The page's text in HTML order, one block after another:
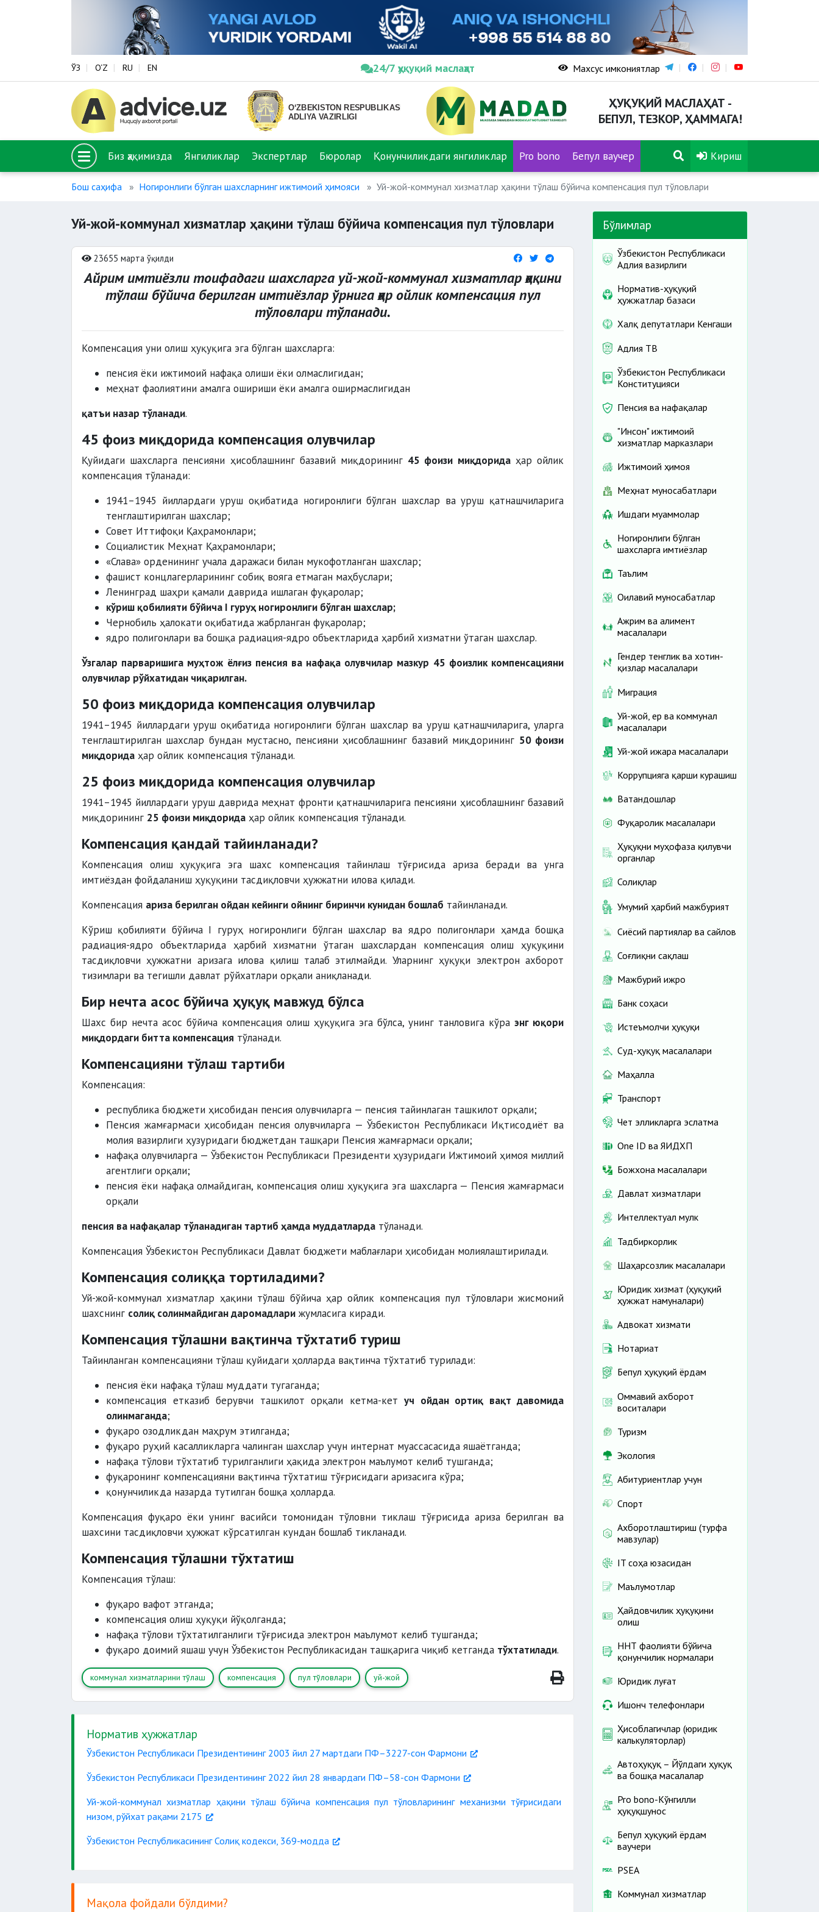
ЎЗ O‘Z RU EN 24/7 ҳуқуқий маслаҳат Махсус имкониятлар
ҲУҚУҚИЙ МАСЛАҲАТ -
БЕПУЛ, ТЕЗКОР, ҲАММАГА!
Биз ҳақимизда Янгиликлар Экспертлар Бюролар Қонунчиликдаги янгиликлар Pro bono Бепул ваучер Кириш
Бош саҳифа Ногиронлиги бўлган шахсларнинг ижтимоий ҳимояси Уй-жой-коммунал хизматлар ҳақини тўлаш бўйича компенсация пул тўловлари
Уй-жой-коммунал хизматлар ҳақини тўлаш бўйича компенсация пул тўловлари
23655 марта ўқилди
Айрим имтиёзли тоифадаги шахсларга уй-жой-коммунал хизматлар ҳақини
тўлаш бўйича берилган имтиёзлар ўрнигаҳар ойлик компенсация пул
тўловларитўланади.
Компенсация уни олиш ҳуқуқига эга бўлган шахсларга:
пенсия ёки ижтимоий нафақа олиши ёки олмаслигидан;
меҳнат фаолиятини амалга ошириши ёки амалга оширмаслигидан
қатъи назар тўланади.
45 фоиз миқдорида компенсация олувчилар
Қуйидаги шахсларга пенсияни ҳисоблашнинг базавий миқдорининг 45 фоизи миқдоридаҳар ойлик
компенсация тўланади:
1941–1945 йиллардаги уруш оқибатида ногиронлиги бўлган шахслар ва уруш қатнашчиларига
тенглаштирилган шахслар;
Совет Иттифоқи Қаҳрамонлари;
Социалистик Меҳнат Қаҳрамонлари;
«Слава» орденининг учала даражаси билан мукофотланган шахслар;
фашист концлагерларининг собиқ вояга етмаган маҳбуслари;
Ленинград шаҳри қамали даврида ишлаган фуқаролар;
кўриш қобилияти бўйича I гуруҳ ногиронлиги бўлган шахслар;
Чернобиль ҳалокати оқибатида жабрланган фуқаролар;
ядро полигонлари ва бошқа радиация-ядро объектларида ҳарбий хизматни ўтаган шахслар.
Ўзгалар парваришига муҳтож ёлғиз пенсия ва нафақа олувчилар мазкур 45 фоизлик компенсацияни
олувчилар рўйхатидан чиқарилган.
50 фоиз миқдорида компенсация олувчилар
1941–1945 йиллардаги уруш оқибатида ногиронлиги бўлган шахслар ва уруш қатнашчиларига, уларга
тенглаштирилган шахслар бундан мустасно, пенсияни ҳисоблашнинг базавий миқдорининг 50 фоизи
миқдорида ҳар ойлик компенсация тўланади.
25 фоиз миқдорида компенсация олувчилар
1941–1945 йиллардаги уруш даврида меҳнат фронти қатнашчиларига пенсияни ҳисоблашнинг базавий
миқдорининг 25 фоизи миқдорида ҳар ойлик компенсация тўланади.
Компенсация қандай тайинланади?
Компенсация олиш ҳуқуқига эга шахс компенсация тайинлаш тўғрисида ариза беради ва унга
имтиёздан фойдаланиш ҳуқуқини тасдиқловчи ҳужжатни илова қилади.
Компенсация ариза берилган ойдан кейинги ойнинг биринчи кунидан бошлаб тайинланади.
Кўриш қобилияти бўйича I гуруҳ ногиронлиги бўлган шахслар ва ядро полигонлари ҳамда бошқа
радиация-ядро объектларида ҳарбий хизматни ўтаган шахслардан компенсация олиш ҳуқуқини
тасдиқловчи ҳужжатни аризага илова қилиш талаб этилмайди. Уларнинг ҳуқуқи электрон ахборот
тизимлари ва тегишли давлат рўйхатлари орқали аниқланади.
Бир нечта асос бўйича ҳуқуқ мавжуд бўлса
Шахс бир нечта асос бўйича компенсация олиш ҳуқуқига эга бўлса, унинг танловига кўра энг юқори
миқдордаги битта компенсация тўланади.
Компенсацияни тўлаш тартиби
Компенсация:
республика бюджети ҳисобидан пенсия олувчиларга — пенсия тайинлаган ташкилот орқали;
Пенсия жамғармаси ҳисобидан пенсия олувчиларга — Ўзбекистон Республикаси Иқтисодиёт ва
молия вазирлиги ҳузуридаги бюджетдан ташқари Пенсия жамғармаси орқали;
нафақа олувчиларга — Ўзбекистон Республикаси Президенти ҳузуридаги Ижтимоий ҳимоя миллий
агентлиги орқали;
пенсия ёки нафақа олмайдиган, компенсация олиш ҳуқуқига эга шахсларга — Пенсия жамғармаси
орқали
пенсия ва нафақалар тўланадиган тартиб ҳамда муддатларда тўланади.
Компенсация Ўзбекистон Республикаси Давлат бюджети маблағлари ҳисобидан молиялаштирилади.
Компенсация солиққа тортиладими?
Уй-жой-коммунал хизматлар ҳақини тўлаш бўйича ҳар ойлик компенсация пул тўловлари жисмоний
шахснинг солиқ солинмайдиган даромадлари жумласига киради.
Компенсация тўлашни вақтинча тўхтатиб туриш
Тайинланган компенсацияни тўлаш қуйидаги ҳолларда вақтинча тўхтатиб турилади:
пенсия ёки нафақа тўлаш муддати тугаганда;
компенсация етказиб берувчи ташкилот орқали кетма-кет уч ойдан ортиқ вақт давомида
олинмаганда;
фуқаро озодликдан маҳрум этилганда;
фуқаро руҳий касалликларга чалинган шахслар учун интернат муассасасида яшаётганда;
нафақа тўлови тўхтатиб турилганлиги ҳақида электрон маълумот келиб тушганда;
фуқаронинг компенсацияни вақтинча тўхтатиш тўғрисидаги аризасига кўра;
қонунчиликда назарда тутилган бошқа ҳолларда.
Компенсация фуқаро ёки унинг васийси томонидан тўловни тиклаш тўғрисида ариза берилган ва
шахсини тасдиқловчи ҳужжат кўрсатилган кундан бошлаб тикланади.
Компенсация тўлашни тўхтатиш
Компенсация тўлаш:
фуқаро вафот этганда;
компенсация олиш ҳуқуқи йўқолганда;
нафақа тўлови тўхтатилганлиги тўғрисида электрон маълумот келиб тушганда;
фуқаро доимий яшаш учун Ўзбекистон Республикасидан ташқарига чиқиб кетганда тўхтатилади.
коммунал хизматларини тўлаш компенсация пул тўловлари уй-жой
Норматив ҳужжатлар
Ўзбекистон Республикаси Президентининг 2003 йил 27 мартдаги ПФ–3227-сон Фармони
Ўзбекистон Республикаси Президентининг 2022 йил 28 январдаги ПФ–58-сон Фармони
Уй-жой-коммунал хизматлар ҳақини тўлаш бўйича компенсация пул тўловларининг механизми тўғрисидаги
низом, рўйхат рақами 2175
Ўзбекистон Республикасининг Солиқ кодекси, 369-модда
Мақола фойдали бўлдими?
Бўлимлар
Ўзбекистон Республикаси
Адлия вазирлиги
Норматив-ҳуқуқий
ҳужжатлар базаси
Халқ депутатлари Кенгаши
Адлия ТВ
Ўзбекистон Республикаси
Конституцияси
Пенсия ва нафақалар
"Инсон" ижтимоий
хизматлар марказлари
Ижтимоий ҳимоя
Меҳнат муносабатлари
Ишдаги муаммолар
Ногиронлиги бўлган
шахсларга имтиёзлар
Таълим
Оилавий муносабатлар
Ажрим ва алимент
масалалари
Гендер тенглик ва хотин-
қизлар масалалари
Миграция
Уй-жой, ер ва коммунал
масалалари
Уй-жой ижара масалалари
Коррупцияга қарши курашиш
Ватандошлар
Фуқаролик масалалари
Ҳуқуқни муҳофаза қилувчи
органлар
Солиқлар
Умумий ҳарбий мажбурият
Сиёсий партиялар ва сайлов
Соғлиқни сақлаш
Мажбурий ижро
Банк соҳаси
Истеъмолчи ҳуқуқи
Суд-ҳуқуқ масалалари
Маҳалла
Транспорт
Чет элликларга эслатма
One ID ва ЯИДХП
Божхона масалалари
Давлат хизматлари
Интеллектуал мулк
Тадбиркорлик
Шаҳарсозлик масалалари
Юридик хизмат (ҳуқуқий
ҳужжат намуналари)
Адвокат хизмати
Нотариат
Бепул ҳуқуқий ёрдам
Оммавий ахборот
воситалари
Туризм
Экология
Абитуриентлар учун
Спорт
Ахборотлаштириш (турфа
мавзулар)
IT соҳа юзасидан
Маълумотлар
Ҳайдовчилик ҳуқуқини
олиш
ННТ фаолияти бўйича
қонунчилик нормалари
Юридик луғат
Ишонч телефонлари
Ҳисоблагичлар (юридик
калькуляторлар)
Автоҳуқуқ – Йўлдаги ҳуқуқ
ва бошқа масалалар
Pro bono-Кўнгилли
ҳуқуқшунос
Бепул ҳуқуқий ёрдам
ваучери
PSEA
Коммунал хизматлар